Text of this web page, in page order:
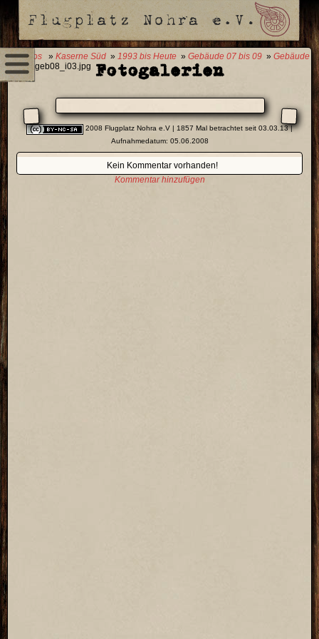
0 Fotos » Kaserne Süd » 1993 bis Heute » Gebäude 07 bis 09 » Gebäude
08» geb08_i03.jpg Fotogalerien
2008 Flugplatz Nohra e.V | 1857 Mal betrachtet seit 03.03.13 |
Aufnahmedatum: 05.06.2008
Kein Kommentar vorhanden!
Kommentar hinzufügen